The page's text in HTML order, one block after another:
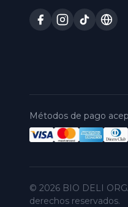
Métodos de pago
© 2026 BIO DELI
derechos reservados.